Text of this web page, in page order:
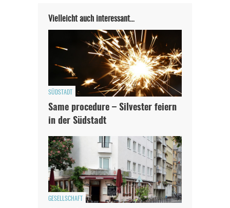
Vielleicht auch interessant…
SÜDSTADT
Same procedure – Silvester feiern
in der Südstadt
GESELLSCHAFT